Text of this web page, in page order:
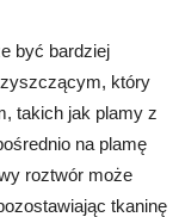
być bardziej
który
takich jak plamy z
na plamę
roztwór może
tkaninę